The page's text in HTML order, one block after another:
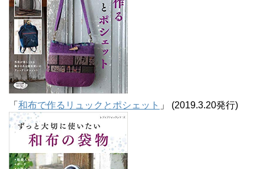
「 和布で作るリュックとポシェット 」 (2019.3.20発行)